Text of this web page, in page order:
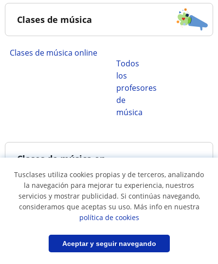
Guardar búsqueda
Clases de música
Clases de música online
Todos
los
profesores
de
música
Clases de música en...
Clases de música en
Álvaro Obregón
Clases de música en
Atizapán de Zaragoza
Clases de música en
Azcapotzalco
Clases de música en
Benito Juárez
Clases de música en
Clases de música en
Tusclases utiliza cookies propias y de terceros, analizando
la navegación para mejorar tu experiencia, nuestros
servicios y mostrar publicidad. Si continúas navegando,
consideramos que aceptas su uso. Más info en nuestra
política de cookies
Aceptar y seguir navegando